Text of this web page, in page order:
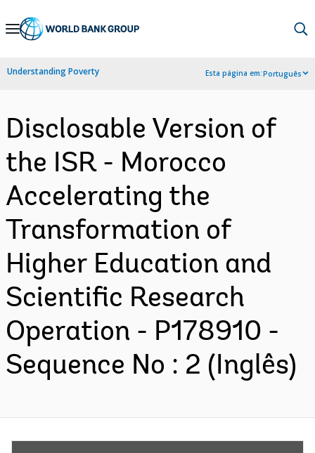
Skip
Navigation
Understanding Poverty Esta página em:Português
Disclosable Version of
the ISR - Morocco
Accelerating the
Transformation of
Higher Education and
Scientific Research
Operation - P178910 -
Sequence No : 2 (Inglês)